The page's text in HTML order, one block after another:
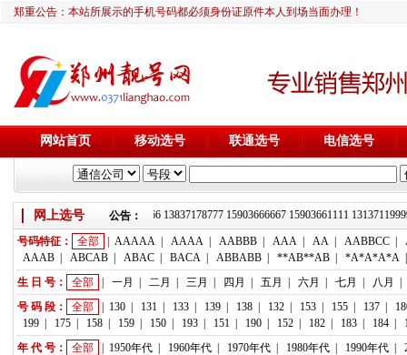
郑重公告：本站所展示的手机号码都必须身份证原件本人到场当面办理！
网站首页 移动选号 联通选号 电信选号
网上选号 公告：
靓号推荐：18236933666 13837178777 15903666667 15903661111
号码特征： 全部 AAAAA AAAA AABBB AAA AA AABBCC
AAAB
ABCAB ABAC BACA ABBABB **AB**AB *A*A*A*A
生 日 号：
全部 一月 二月 三月 四月 五月 六月 七月 八月
号 码 段：
全部 130 131 133 139 138 132 153 155 137
199
175 158 159 150 193 151 190 152 182 183 184
年 代 号：
全部 1950年代 1960年代 1970年代 1980年代 1990年代